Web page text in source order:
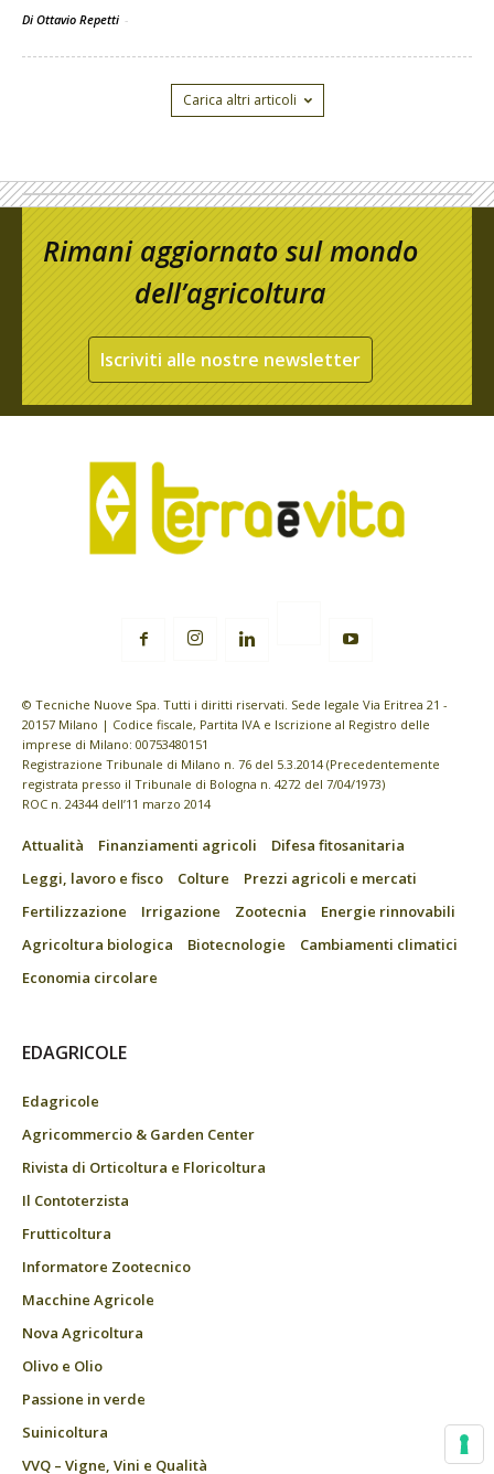
Di Ottavio Repetti -
Carica altri articoli
Rimani aggiornato sul mondo
dell’agricoltura
Iscriviti alle nostre newsletter
© Tecniche Nuove Spa. Tutti i diritti riservati. Sede legale Via Eritrea 21 -
20157 Milano | Codice fiscale, Partita IVA e Iscrizione al Registro delle
imprese di Milano: 00753480151
Registrazione Tribunale di Milano n. 76 del 5.3.2014 (Precedentemente
registrata presso il Tribunale di Bologna n. 4272 del 7/04/1973)
ROC n. 24344 dell’11 marzo 2014
Attualità Finanziamenti agricoli
Difesa fitosanitaria
Leggi, lavoro e fisco
Colture
Prezzi agricoli e mercati
Fertilizzazione
Irrigazione Zootecnia
Energie rinnovabili
Agricoltura biologica
Biotecnologie
Cambiamenti climatici
Economia circolare
EDAGRICOLE
Edagricole
Agricommercio & Garden Center
Rivista di Orticoltura e Floricoltura
Il Contoterzista
Frutticoltura
Informatore Zootecnico
Macchine Agricole
Nova Agricoltura
Olivo e Olio
Passione in verde
Suinicoltura
VVQ – Vigne, Vini e Qualità